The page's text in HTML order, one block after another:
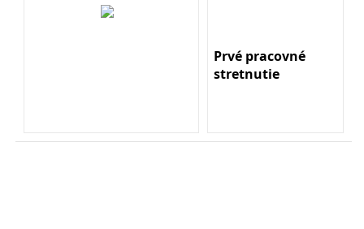
Prvé pracovné
stretnutie